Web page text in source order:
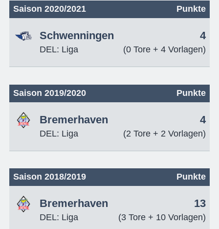
Saison 2020/2021 Punkte
Schwenningen
DEL: Liga
4
(0 Tore + 4 Vorlagen)
Saison 2019/2020 Punkte
Bremerhaven
DEL: Liga
4
(2 Tore + 2 Vorlagen)
Saison 2018/2019 Punkte
Bremerhaven
DEL: Liga
13
(3 Tore + 10 Vorlagen)